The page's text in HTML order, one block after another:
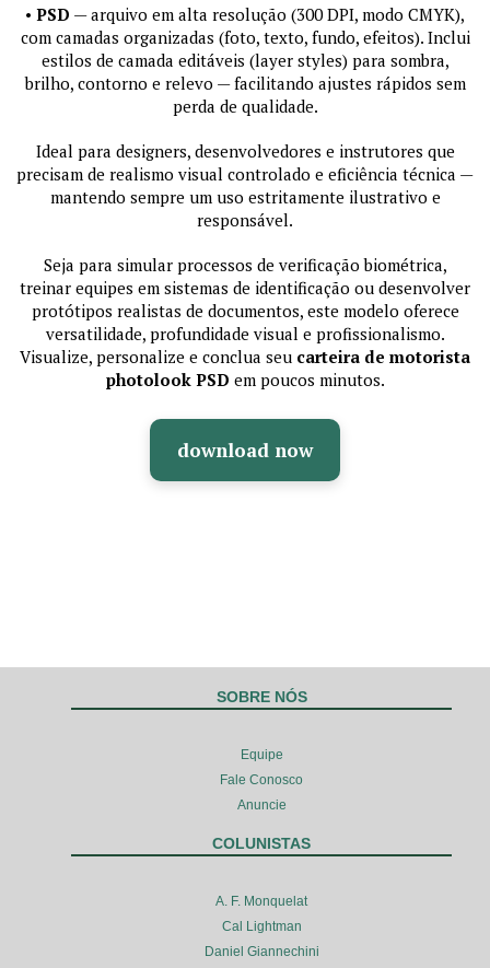
• PSD — arquivo em alta resolução (300 DPI, modo CMYK),
com camadas organizadas (foto, texto, fundo, efeitos). Inclui
estilos de camada editáveis (layer styles) para sombra,
brilho, contorno e relevo — facilitando ajustes rápidos sem
perda de qualidade.
Ideal para designers, desenvolvedores e instrutores que
precisam de realismo visual controlado e eficiência técnica —
mantendo sempre um uso estritamente ilustrativo e
responsável.
Seja para simular processos de verificação biométrica,
treinar equipes em sistemas de identificação ou desenvolver
protótipos realistas de documentos, este modelo oferece
versatilidade, profundidade visual e profissionalismo.
Visualize, personalize e conclua seu carteira de motorista
photolook PSD em poucos minutos.
download now
SOBRE NÓS
Equipe
Fale Conosco
Anuncie
COLUNISTAS
A. F. Monquelat
Cal Lightman
Daniel Giannechini